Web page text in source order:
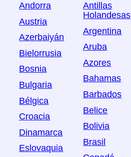
Andorra
Austria
Azerbaiyán
Bielorrusia
Bosnia
Bulgaria
Bélgica
Croacia
Dinamarca
Eslovaquia
Antillas
Holandesas
Argentina
Aruba
Azores
Bahamas
Barbados
Belice
Bolivia
Brasil